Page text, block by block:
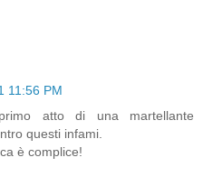
11:56 PM
atto di una martellante
questi infami.
è complice!